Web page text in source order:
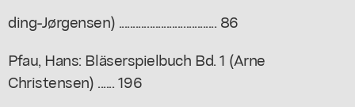
ding-Jørgensen) ................................... 86
Pfau, Hans: Bläserspielbuch Bd. 1 (Arne
Christensen) ...... 196